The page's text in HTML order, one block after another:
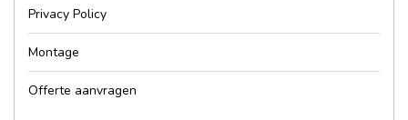
Privacy Policy
Montage
Offerte aanvragen